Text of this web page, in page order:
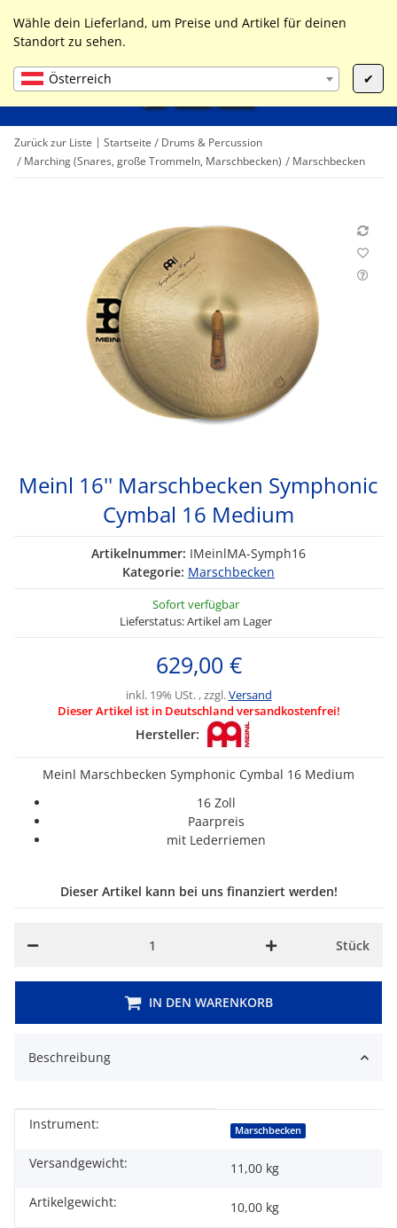
Wähle dein Lieferland, um Preise und Artikel für deinen
Standort zu sehen.
Österreich ✔
Liste ist leer
Zurück zur Liste Startseite
Drums & Percussion
Marching (Snares, große Trommeln, Marschbecken)
Marschbecken
Meinl 16'' Marschbecken Symphonic
Cymbal 16 Medium
Artikelnummer: IMeinlMA-Symph16
Kategorie: Marschbecken
Sofort verfügbar
Lieferstatus: Artikel am Lager
629,00 €
inkl. 19% USt. , zzgl.Versand
Dieser Artikel ist in Deutschland versandkostenfrei!
Hersteller:
Meinl Marschbecken Symphonic Cymbal 16 Medium
16 Zoll
Paarpreis
mit Lederriemen
Dieser Artikel kann bei uns finanziert werden!
Stück
IN DEN WARENKORB
Beschreibung
Produkteigenschaft
Wert
Instrument: Marschbecken
Versandgewicht:
11,00 kg
Artikelgewicht:
10,00 kg